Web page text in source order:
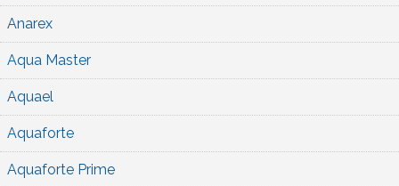
Anarex
Aqua Master
Aquael
Aquaforte
Aquaforte Prime